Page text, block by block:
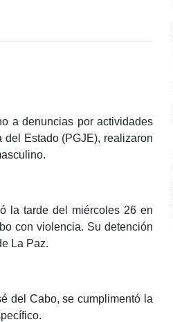
a denuncias por actividades
Estado (PGJE), realizaron
la tarde del miércoles 26 en
con violencia. Su detención
La Paz.
del Cabo, se cumplimentó la